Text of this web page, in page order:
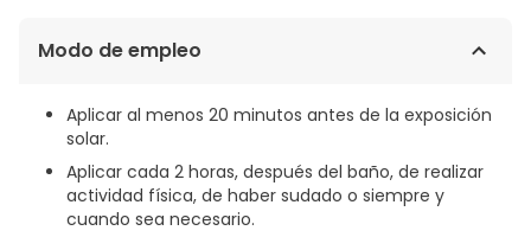
Modo de empleo
Aplicar al menos 20 minutos antes de la exposición
solar.
Aplicar cada 2 horas, después del baño, de realizar
actividad física, de haber sudado o siempre y
cuando sea necesario.